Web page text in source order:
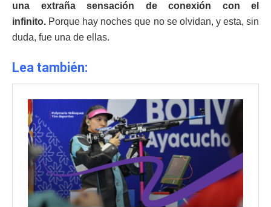
una extraña sensación de conexión con el
infinito. Porque hay noches que no se olvidan, y esta, sin
duda, fue una de ellas.
Lea también: